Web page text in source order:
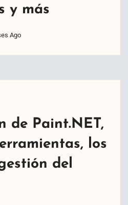
y más
Ago
de Paint.NET,
los
del